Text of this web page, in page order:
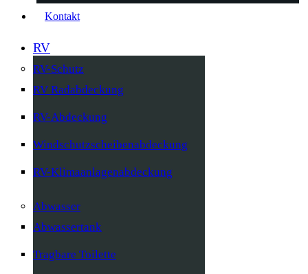
Kontakt
RV
RV-Schutz
RV Radabdeckung
RV-Abdeckung
Windschutzscheibenabdeckung
RV-Klimaanlagenabdeckung
Abwasser
Abwassertank
Tragbare Toilette